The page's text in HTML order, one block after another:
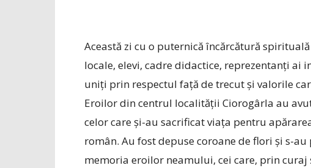
Această zi cu o puternică încărcătură
locale, elevi, cadre didactice, reprezentanți
uniți prin respectul față de trecut și valorile
Eroilor din centrul localității Ciorogârla au
celor care și-au sacrificat viața pentru
român. Au fost depuse coroane de flori și s-
memoria eroilor neamului, cei care, prin